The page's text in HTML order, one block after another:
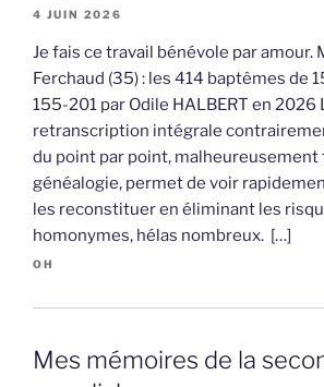
4 JUIN 2026
Je fais ce travail bénévole par amour.
Ferchaud (35) : les 414 baptêmes de
155-201 par Odile HALBERT en 2026
retranscription intégrale
du point par point, malheureusement
généalogie, permet de voir
les reconstituer en éliminant les
homonymes, hélas nombreux. […]
OH
Mes mémoires de la